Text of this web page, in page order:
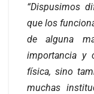
“Dispusimos
que los
de alguna
importancia y
física, sino
muchas